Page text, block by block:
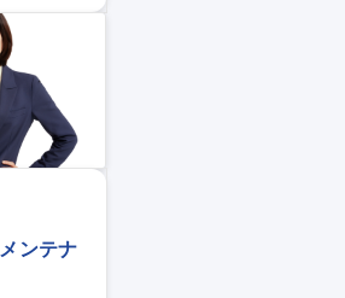
ーアップ
ンテナ